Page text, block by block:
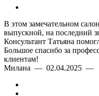
В этом замечательном
выпускной, на последний
Консультант Татьяна
Большое спасибо за
клиентам!
Милана — 02.04.2025 —